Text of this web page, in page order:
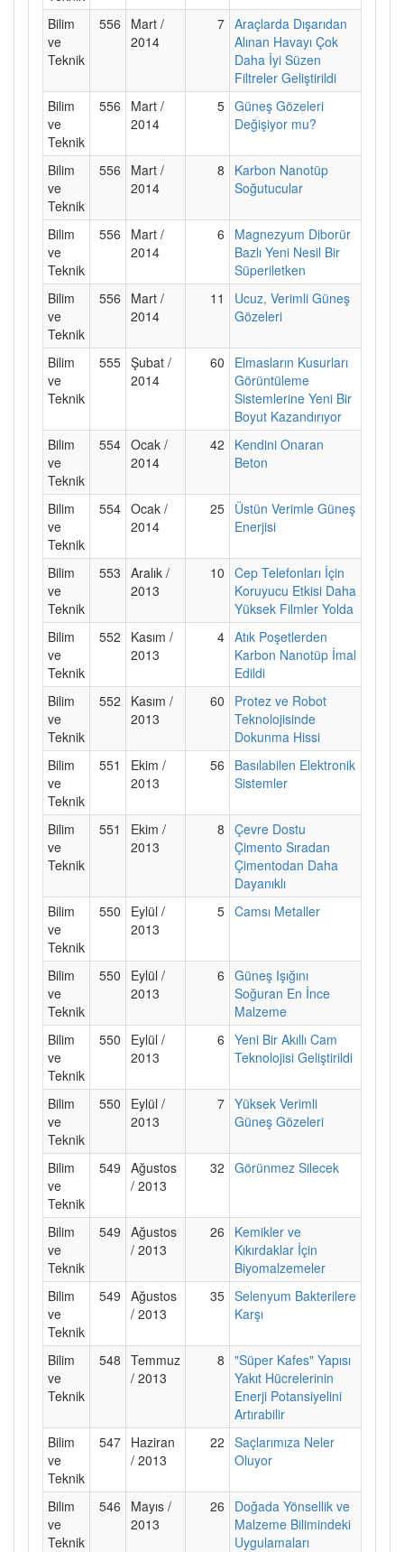
Bilim
ve
Teknik
556
Mart /
2014
7 Araçlarda Dışarıdan
Alınan Havayı Çok
Daha İyi Süzen
Filtreler Geliştirildi
Bilim
ve
Teknik
556
Mart /
2014
5 Güneş Gözeleri
Değişiyor mu?
Bilim
ve
Teknik
556
Mart /
2014
8
Karbon Nanotüp
Soğutucular
Bilim
ve
Teknik
556
Mart /
2014
6
Magnezyum Diborür
Bazlı Yeni Nesil Bir
Süperiletken
Bilim
ve
Teknik
556
Mart /
2014
11
Ucuz, Verimli Güneş
Gözeleri
Bilim
ve
Teknik
555 Şubat /
2014
60
Elmasların Kusurları
Görüntüleme
Sistemlerine Yeni Bir
Boyut Kazandırıyor
Bilim
ve
Teknik
554 Ocak /
2014
42
Kendini Onaran
Beton
Bilim
ve
Teknik
554 Ocak /
2014
25 Üstün Verimle Güneş
Enerjisi
Bilim
ve
Teknik
553 Aralık /
2013
10 Cep Telefonları İçin
Koruyucu Etkisi Daha
Yüksek Filmler Yolda
Bilim
ve
Teknik
552
Kasım /
2013
4 Atık Poşetlerden
Karbon Nanotüp İmal
Edildi
Bilim
ve
Teknik
552
Kasım /
2013
60
Protez ve Robot
Teknolojisinde
Dokunma Hissi
Bilim
ve
Teknik
551
Ekim /
2013
56
Basılabilen Elektronik
Sistemler
Bilim
ve
Teknik
551
Ekim /
2013
8 Çevre Dostu
Çimento Sıradan
Çimentodan Daha
Dayanıklı
Bilim
ve
Teknik
550
Eylül /
2013
5 Camsı Metaller
Bilim
ve
Teknik
550
Eylül /
2013
6 Güneş Işığını
Soğuran En İnce
Malzeme
Bilim
ve
Teknik
550
Eylül /
2013
6 Yeni Bir Akıllı Cam
Teknolojisi Geliştirildi
Bilim
ve
Teknik
550
Eylül /
2013
7 Yüksek Verimli
Güneş Gözeleri
Bilim
ve
Teknik
549 Ağustos
/ 2013
32 Görünmez Silecek
Bilim
ve
Teknik
549 Ağustos
/ 2013
26
Kemikler ve
Kıkırdaklar İçin
Biyomalzemeler
Bilim
ve
Teknik
549 Ağustos
/ 2013
35 Selenyum Bakterilere
Karşı
Bilim
ve
Teknik
548 Temmuz
/ 2013
8 "Süper Kafes" Yapısı
Yakıt Hücrelerinin
Enerji Potansiyelini
Artırabilir
Bilim
ve
Teknik
547 Haziran
/ 2013
22 Saçlarımıza Neler
Oluyor
Bilim
ve
Teknik
546
Mayıs /
2013
26
Doğada Yönsellik ve
Malzeme Bilimindeki
Uygulamaları